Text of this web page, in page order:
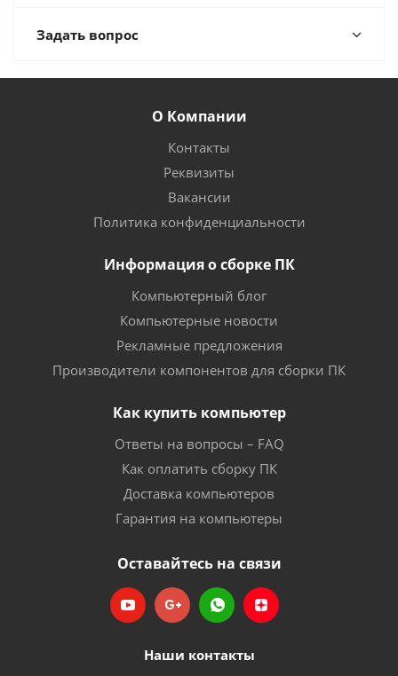
Задать вопрос
О Компании
Контакты
Реквизиты
Вакансии
Политика конфиденциальности
Информация о сборке ПК
Компьютерный блог
Компьютерные новости
Рекламные предложения
Производители компонентов для сборки ПК
Как купить компьютер
Ответы на вопросы – FAQ
Как оплатить сборку ПК
Доставка компьютеров
Гарантия на компьютеры
Оставайтесь на связи
Наши контакты